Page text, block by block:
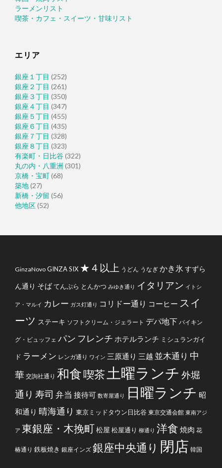
ラーメンリスト
喫茶・カフェ・スイーツ・甘味リスト
エリア
銀座１丁目 (252)
銀座２丁目 (261)
銀座３丁目 (350)
銀座４丁目 (347)
銀座５丁目 (455)
銀座６丁目 (435)
銀座７丁目 (328)
銀座８丁目 (323)
有楽町・日比谷(322)
丸の内・八重洲 (301)
京橋・宝町(68)
築地(27)
新橋・汐留 (56)
他地区(52)
GinzaNovo GINZA SIX ★４以上 うどん うなぎ かき氷 すずら
ん通り そばてんぷら とんかつ みゆき通り イタリアン イトシ
ア・マルイ カレー ガス灯通り コリドー通り コーヒー スイ
ーツ ステーキ ソフトクリーム・ジェラート デパ地下 バイキン
グ・ビュッフェ パン フレンチ ホテルランチ ミシュランガイ
ド ラーメン レンガ通り ワイン 三原通り 三越 並木通り 中
華 交詢社通り 和食喫茶 土曜ランチ 外堀
通り 寿司 弁当 接待可 数寄屋通り 日曜ランチ 昭
和通り 晴海通り 東京ミッドタウン日比谷 東京交通会館 東南アジ
ア 東銀座・木挽町松屋 松屋通り 柳通り 洋食 焼肉 花
椿通り 鉄板焼き 銀座インズ 銀座中央通り 閉店 韓国